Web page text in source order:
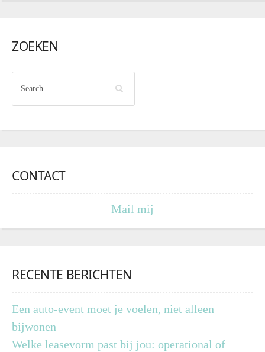
ZOEKEN
CONTACT
Mail mij
RECENTE BERICHTEN
Een auto-event moet je voelen, niet alleen
bijwonen
Welke leasevorm past bij jou: operational of